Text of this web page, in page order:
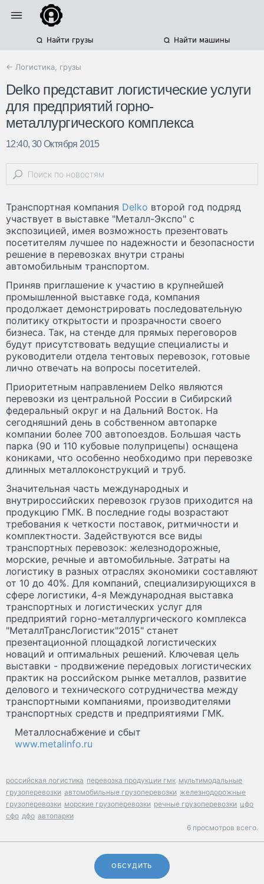
Найти грузы Найти машины
← Логистика, грузы
Delko представит логистические услуги
для предприятий горно-
металлургического комплекса
12:40, 30 Октября 2015
Транспортная компания Delko второй год подряд
участвует в выставке "Металл-Экспо" с
экспозицией, имея возможность презентовать
посетителям лучшее по надежности и безопасности
решение в перевозках внутри страны
автомобильным транспортом.
Приняв приглашение к участию в крупнейшей
промышленной выставке года, компания
продолжает демонстрировать последовательную
политику открытости и прозрачности своего
бизнеса. Так, на стенде для прямых переговоров
будут присутствовать ведущие специалисты и
руководители отдела тентовых перевозок, готовые
лично отвечать на вопросы посетителей.
Приоритетным направлением Delko являются
перевозки из центральной России в Сибирский
федеральный округ и на Дальний Восток. На
сегодняшний день в собственном автопарке
компании более 700 автопоездов. Большая часть
парка (90 и 110 кубовые полуприцепы) оснащена
кониками, что особенно необходимо при перевозке
длинных металлоконструкций и труб.
Значительная часть международных и
внутрироссийских перевозок грузов приходится на
продукцию ГМК. В последние годы возрастают
требования к четкости поставок, ритмичности и
комплектности. Задействуются все виды
транспортных перевозок: железнодорожные,
морские, речные и автомобильные. Затраты на
логистику в разных отраслях экономики составляют
от 10 до 40%. Для компаний, специализирующихся в
сфере логистики, 4-я Международная выставка
транспортных и логистических услуг для
предприятий горно-металлургического комплекса
"МеталлТрансЛогистик"2015" станет
презентационной площадкой логистических
новаций и оптимальных решений. Ключевая цель
выставки - продвижение передовых логистических
практик на российском рынке металлов, развитие
делового и технического сотрудничества между
транспортными компаниями, производителями
транспортных средств и предприятиями ГМК.
Металлоснабжение и сбыт
www.metalinfo.ru
российская логистика перевозка продукции гмк мультимодальные
грузоперевозки автомобильные грузоперевозки железнодорожные
грузоперевозки морские грузоперевозки речные грузоперевозки цфо
сфо дфо автопарки
6 просмотров всего.
ОБСУДИТЬ